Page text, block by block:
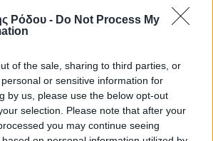
Ρόδου - Do Not Process My
of the sale, sharing to third parties, or
or sensitive information for
by us, please use the below opt-out
selection. Please note that after your
you may continue seeing
της είδησης από άλλες
απαραίτητη η χρήση του παρακάτω
παραπομπής προς το άρθρο